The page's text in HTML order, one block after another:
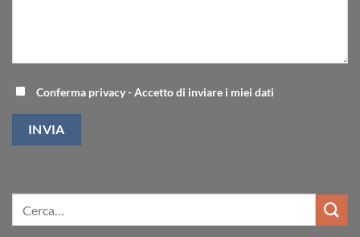
Conferma privacy - Accetto di inviare i miei dati